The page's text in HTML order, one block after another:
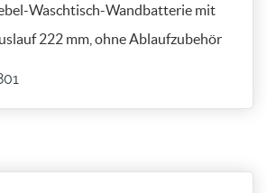
Waschtisch-Wandbatterie mit
222 mm, ohne Ablaufzubehör